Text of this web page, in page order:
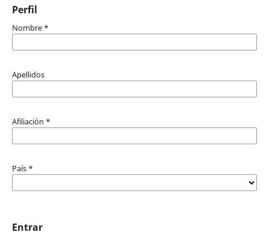
Perfil
Nombre *
Apellidos
Afiliación *
País *
Entrar